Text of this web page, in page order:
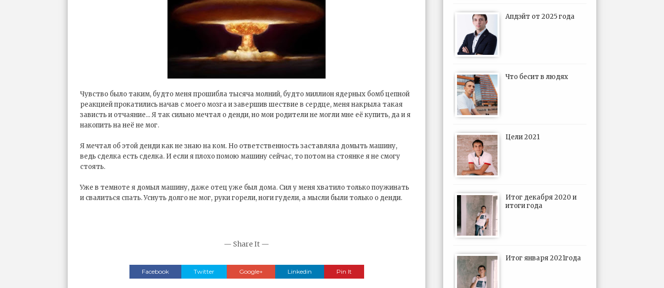
Чувство было таким, будто меня прошибла тысяча молний, будто миллион ядерных бомб цепной
реакцией прокатились начав с моего мозга и завершив шествие в сердце, меня накрыла такая
зависть и отчаяние... Я так сильно мечтал о денди, но мои родители не могли мне её купить, да и я
накопить на неё не мог.
Я мечтал об этой денди как не знаю на ком. Но ответственность заставляла домыть машину,
ведь сделка есть сделка. И если я плохо помою машину сейчас, то потом на стоянке я не смогу
стоять.
Уже в темноте я домыл машину, даже отец уже был дома. Сил у меня хватило только поужинать
и свалиться спать. Уснуть долго не мог, руки горели, ноги гудели, а мысли были только о денди.
— Share It —
Facebook Twitter Google+ Linkedin Pin It
Апдэйт от 2025 года
Что бесит в людях
Цели 2021
Итог декабря 2020 и
итоги года
Итог января 2021года